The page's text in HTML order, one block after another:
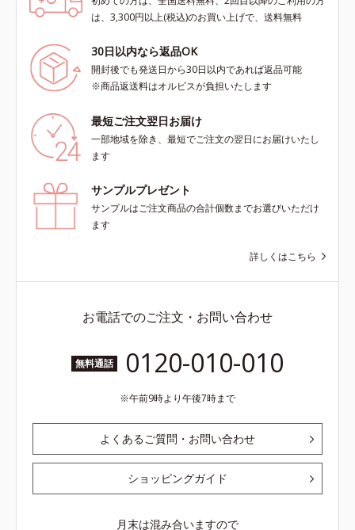
は、3,300円以上(税込)のお買い上げで、送料無料
30日以内なら返品OK
開封後でも発送日から30日以内であれば返品可能
※商品返送料はオルビスが負担いたします
最短ご注文翌日お届け
一部地域を除き、最短でご注文の翌日にお届けいたし
ます
サンプルプレゼント
サンプルはご注文商品の合計個数までお選びいただけ
ます
詳しくはこちら
お電話でのご注文・お問い合わせ
無料通話 0120-010-010
午前9時より午後7時まで
よくあるご質問・お問い合わせ
ショッピングガイド
月末は混み合いますので